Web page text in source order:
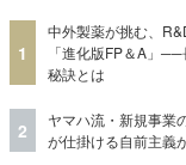
1
中外製薬が挑む、
「進化版FP＆A」
秘訣とは
2
ヤマハ流・新規事業
が仕掛ける自前主義